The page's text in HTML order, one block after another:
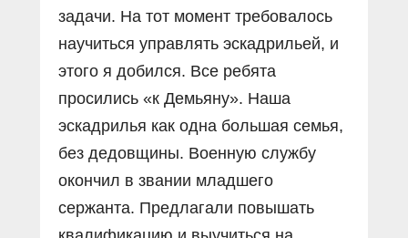
задачи. На тот момент требовалось
научиться управлять эскадрильей, и
этого я добился. Все ребята
просились «к Демьяну». Наша
эскадрилья как одна большая семья,
без дедовщины. Военную службу
окончил в звании младшего
сержанта. Предлагали повышать